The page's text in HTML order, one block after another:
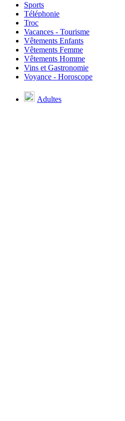
Sports
Téléphonie
Troc
Vacances - Tourisme
Vêtements Enfants
Vêtements Femme
Vêtements Homme
Vins et Gastronomie
Voyance - Horoscope
Adultes